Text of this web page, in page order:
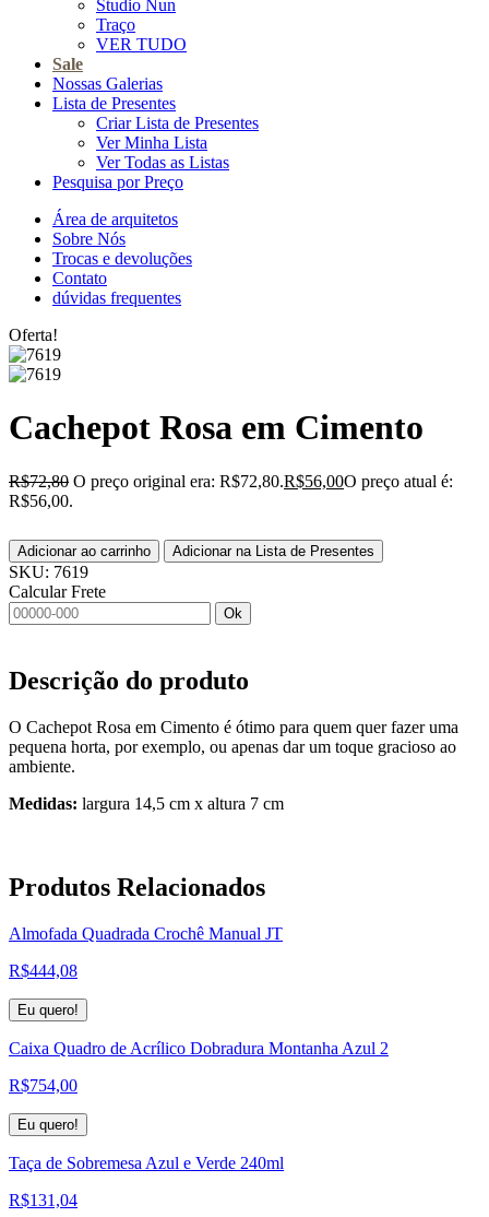
Studio Nun
Traço
VER TUDO
Sale
Nossas Galerias
Lista de Presentes
Criar Lista de Presentes
Ver Minha Lista
Ver Todas as Listas
Pesquisa por Preço
Área de arquitetos
Sobre Nós
Trocas e devoluções
Contato
dúvidas frequentes
Oferta!
Cachepot Rosa em Cimento
R$72,80 O preço original era: R$72,80.R$56,00O preço atual é:
R$56,00.
Adicionar ao carrinho Adicionar na Lista de Presentes
SKU: 7619
Calcular Frete
Ok
Descrição do produto
O Cachepot Rosa em Cimento é ótimo para quem quer fazer uma
pequena horta, por exemplo, ou apenas dar um toque gracioso ao
ambiente.
Medidas: largura 14,5 cm x altura 7 cm
Produtos Relacionados
Almofada Quadrada Crochê Manual JT
R$444,08
Eu quero!
Caixa Quadro de Acrílico Dobradura Montanha Azul 2
R$754,00
Eu quero!
Taça de Sobremesa Azul e Verde 240ml
R$131,04